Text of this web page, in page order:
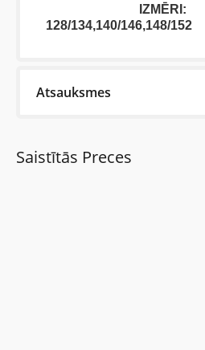
IZMĒRI:
128/134,140/146,148/152
Atsauksmes
Saistītās Preces